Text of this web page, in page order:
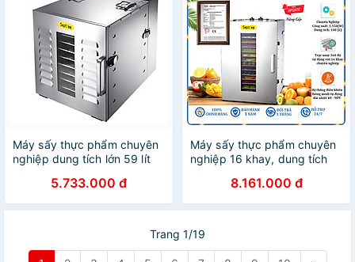
Máy sấy thực phẩm chuyên
nghiệp dung tích lớn 59 lít
Septree ST-01 - Hàng Nhập
Khẩu
5.733.000 đ
Máy sấy thực phẩm chuyên
nghiệp 16 khay, dung tích
ST-02 cao cấp - Hàng Chính
Hãng
8.161.000 đ
Trang 1/19